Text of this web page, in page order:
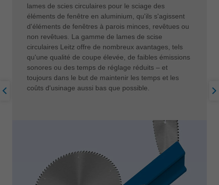
lames de scies circulaires pour le sciage des
éléments de fenêtre en aluminium, qu'ils s'agissent
d'éléments de fenêtres à parois minces, revêtues ou
non revêtues. La gamme de lames de scise
circulaires Leitz offre de nombreux avantages, tels
qu'une qualité de coupe élevée, de faibles émissions
sonores ou des temps de réglage réduits – et
toujours dans le but de maintenir les temps et les
coûts d'usinage aussi bas que possible.